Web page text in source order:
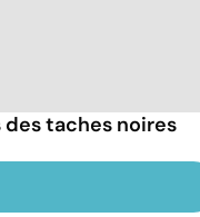
taches noires